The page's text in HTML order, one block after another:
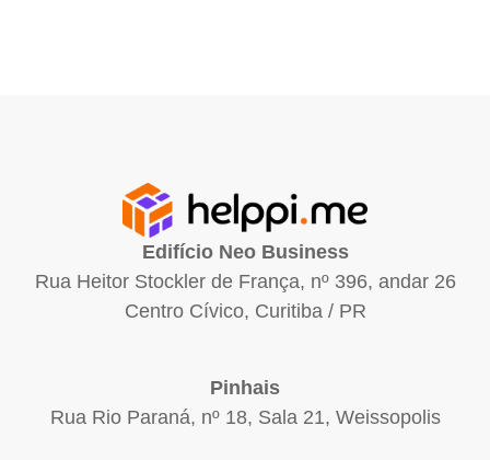
Edifício Neo Business
Rua Heitor Stockler de França, nº 396, andar 26
Centro Cívico, Curitiba / PR
Pinhais
Rua Rio Paraná, nº 18, Sala 21, Weissopolis